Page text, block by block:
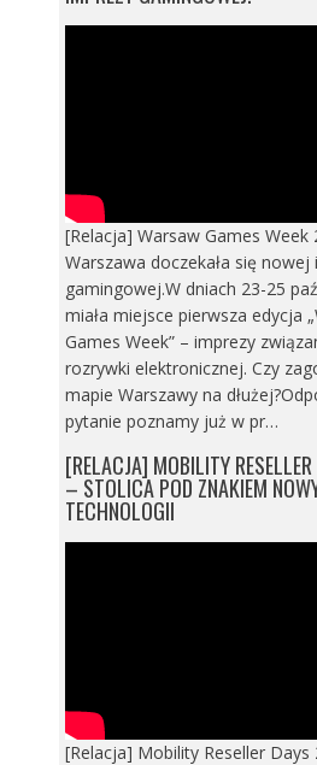
[Relacja] Warsaw Games Week
Warszawa doczekała się nowej
gamingowej.W dniach 23-25
miała miejsce pierwsza edycja
Games Week” – imprezy
rozrywki elektronicznej. Czy
mapie Warszawy na
pytanie poznamy już w pr…
[RELACJA] MOBILITY
– STOLICA POD ZNAKIEM
TECHNOLOGII
[Relacja] Mobility Reseller Days